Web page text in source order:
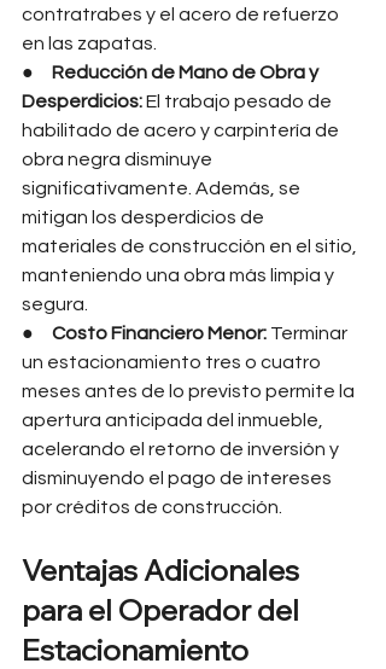
contratrabes y el acero de refuerzo
en las zapatas.
● Reducción de Mano de Obra y
Desperdicios: El trabajo pesado de
habilitado de acero y carpintería de
obra negra disminuye
significativamente. Además, se
mitigan los desperdicios de
materiales de construcción en el sitio,
manteniendo una obra más limpia y
segura.
● Costo Financiero Menor: Terminar
un estacionamiento tres o cuatro
meses antes de lo previsto permite la
apertura anticipada del inmueble,
acelerando el retorno de inversión y
disminuyendo el pago de intereses
por créditos de construcción.
Ventajas Adicionales
para el Operador del
Estacionamiento